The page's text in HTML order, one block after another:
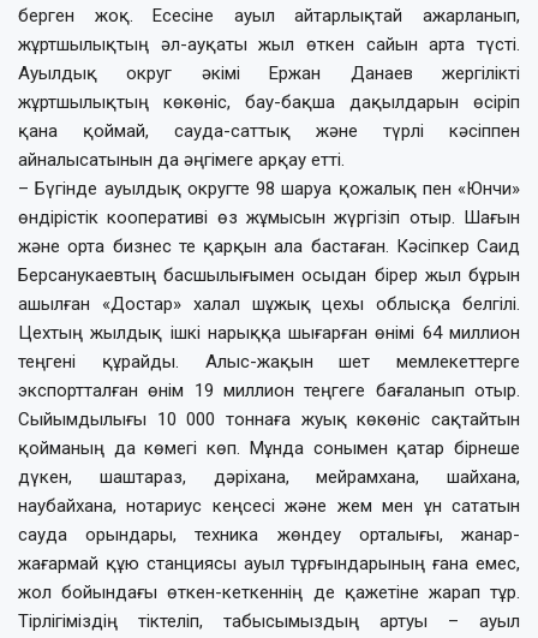
берген жоқ. Есесіне ауыл айтарлықтай ажарланып,
жұртшылықтың әл-ауқаты жыл өткен сайын арта түсті.
Ауылдық округ әкімі Ержан Данаев жергілікті
жұртшылықтың көкөніс, бау-бақша дақылдарын өсіріп
қана қоймай, сауда-саттық және түрлі кәсіппен
айналысатынын да әңгімеге арқау етті.
– Бүгінде ауылдық округте 98 шаруа қожалық пен «Юнчи»
өндірістік кооперативі өз жұмысын жүргізіп отыр. Шағын
және орта бизнес те қарқын ала бастаған. Кәсіпкер Саид
Берсанукаевтың басшылығымен осыдан бірер жыл бұрын
ашылған «Достар» халал шұжық цехы облысқа белгілі.
Цехтың жылдық ішкі нарыққа шығарған өнімі 64 миллион
теңгені құрайды. Алыс-жақын шет мемлекеттерге
экспортталған өнім 19 миллион теңгеге бағаланып отыр.
Сыйымдылығы 10 000 тоннаға жуық көкөніс сақтайтын
қойманың да көмегі көп. Мұнда сонымен қатар бірнеше
дүкен, шаштараз, дәріхана, мейрамхана, шайхана,
наубайхана, нотариус кеңсесі және жем мен ұн сататын
сауда орындары, техника жөндеу орталығы, жанар-
жағармай құю станциясы ауыл тұрғындарының ғана емес,
жол бойындағы өткен-кеткеннің де қажетіне жарап тұр.
Тірлігіміздің тіктеліп, табысымыздың артуы – ауыл